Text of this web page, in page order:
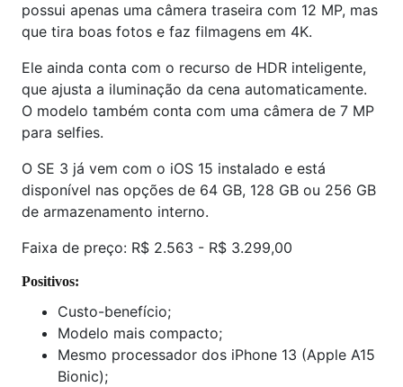
possui apenas uma câmera traseira com 12 MP, mas
que tira boas fotos e faz filmagens em 4K.
Ele ainda conta com o recurso de HDR inteligente,
que ajusta a iluminação da cena automaticamente.
O modelo também conta com uma câmera de 7 MP
para selfies.
O SE 3 já vem com o iOS 15 instalado e está
disponível nas opções de 64 GB, 128 GB ou 256 GB
de armazenamento interno.
Faixa de preço: R$ 2.563 - R$ 3.299,00
Positivos:
Custo-benefício;
Modelo mais compacto;
Mesmo processador dos iPhone 13 (Apple A15
Bionic);